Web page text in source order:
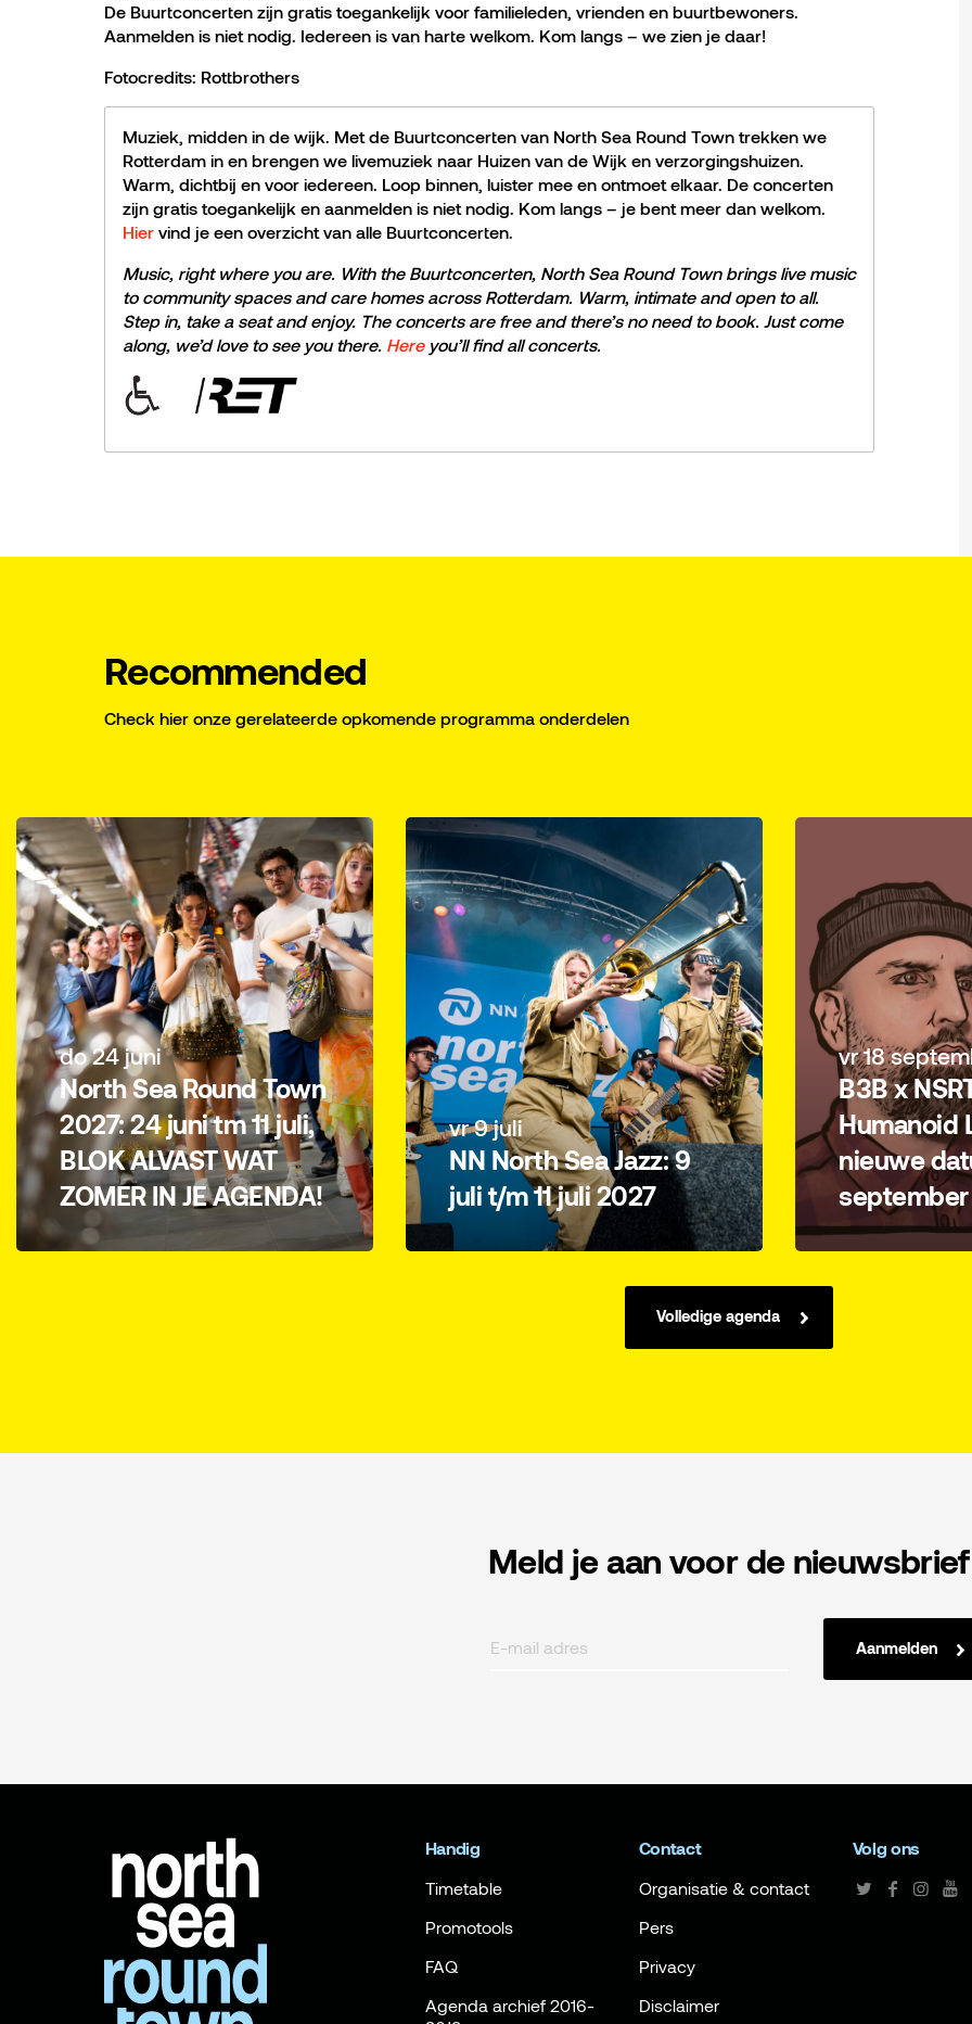
De Buurtconcerten zijn gratis toegankelijk voor familieleden, vrienden en buurtbewoners.
Aanmelden is niet nodig. Iedereen is van harte welkom. Kom langs – we zien je daar!
Fotocredits: Rottbrothers
Muziek, midden in de wijk. Met de Buurtconcerten van North Sea Round Town trekken we
Rotterdam in en brengen we livemuziek naar Huizen van de Wijk en verzorgingshuizen.
Warm, dichtbij en voor iedereen. Loop binnen, luister mee en ontmoet elkaar. De concerten
zijn gratis toegankelijk en aanmelden is niet nodig. Kom langs – je bent meer dan welkom.
Hier vind je een overzicht van alle Buurtconcerten.
Music, right where you are. With the Buurtconcerten, North Sea Round Town brings live music
to community spaces and care homes across Rotterdam. Warm, intimate and open to all.
Step in, take a seat and enjoy. The concerts are free and there’s no need to book. Just come
along, we’d love to see you there. Hereyou’ll findall concerts.
Recommended
Check hier onze gerelateerde opkomende programma onderdelen
do 24 juni
North Sea Round Town
2027: 24 juni tm 11 juli,
BLOK ALVAST WAT
ZOMER IN JE AGENDA!
vr 9 juli
NN North Sea Jazz: 9
juli t/m 11 juli 2027
vr 18
B3B x
Humanoid
nieuwe
Volledige agenda
Meld je aan voor de nieuwsbrief
Aanmelden
Handig
Timetable
Promotools
FAQ
Agenda archief 2016-
Contact
Organisatie & contact
Pers
Privacy
Disclaimer
Volg ons